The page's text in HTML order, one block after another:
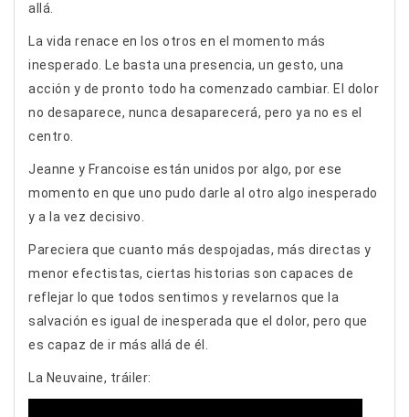
allá.
La vida renace en los otros en el momento más
inesperado. Le basta una presencia, un gesto, una
acción y de pronto todo ha comenzado cambiar. El dolor
no desaparece, nunca desaparecerá, pero ya no es el
centro.
Jeanne y Francoise están unidos por algo, por ese
momento en que uno pudo darle al otro algo inesperado
y a la vez decisivo.
Pareciera que cuanto más despojadas, más directas y
menor efectistas, ciertas historias son capaces de
reflejar lo que todos sentimos y revelarnos que la
salvación es igual de inesperada que el dolor, pero que
es capaz de ir más allá de él.
La Neuvaine, tráiler: